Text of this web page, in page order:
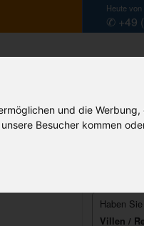
und die
Besucher kommen
Heute
✆ +49
Haben
Villen /